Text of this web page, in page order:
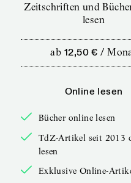
Zeitschriften und
lesen
ab 12,50 € /
Online lesen
Bücher online lesen
TdZ-Artikel seit 2013
lesen
Exklusive Online-